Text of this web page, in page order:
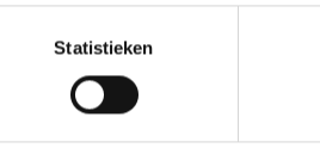
Statistieken